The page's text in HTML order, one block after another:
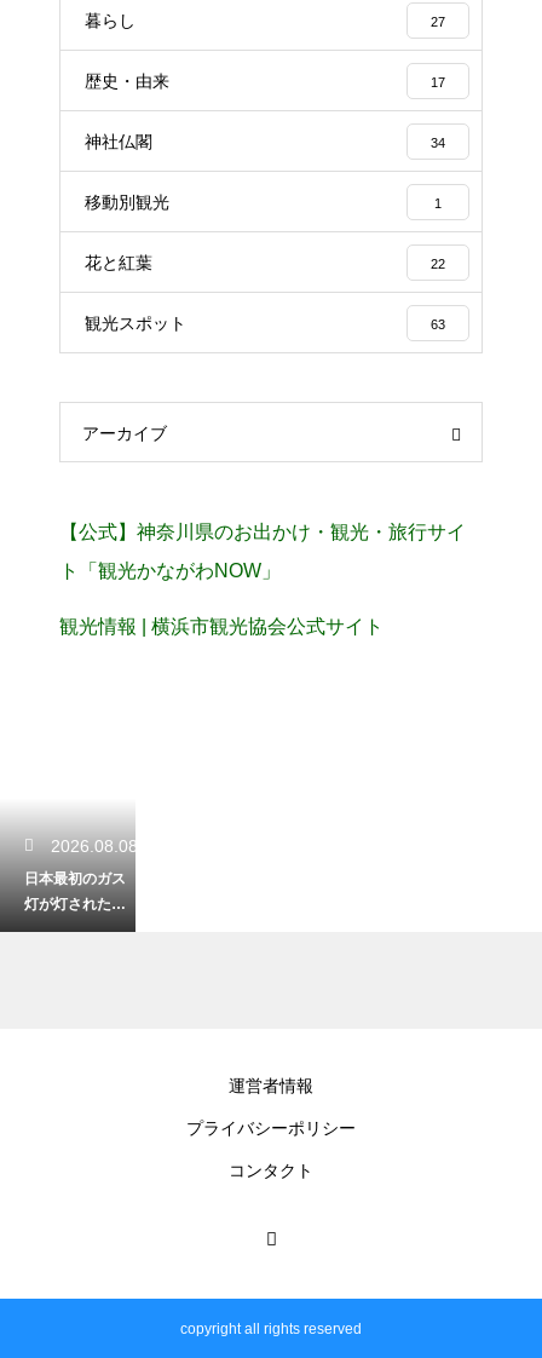
暮らし 27
歴史・由来 17
神社仏閣 34
移動別観光 1
花と紅葉 22
観光スポット 63
アーカイブ
【公式】神奈川県のお出かけ・観光・旅行サイ
ト「観光かながわNOW」
観光情報 | 横浜市観光協会公式サイト
2026.08.08
日本最初のガス
灯が灯された街
は横浜！歴史あ
運営者情報
プライバシーポリシー
コンタクト
copyright all rights reserved